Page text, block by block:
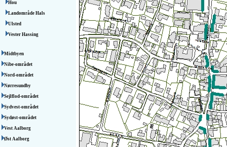
Hou
Landområde Hals
Ulsted
Vester Hassing
Midtbyen
Nibe-området
Nord-området
Nørresundby
Sejlflod-området
Sydvest-området
Sydøst-området
Vest Aalborg
Øst Aalborg